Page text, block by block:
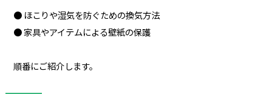
● ほこりや湿気を防ぐための換気方法
● 家具やアイテムによる壁紙の保護
順番にご紹介します。